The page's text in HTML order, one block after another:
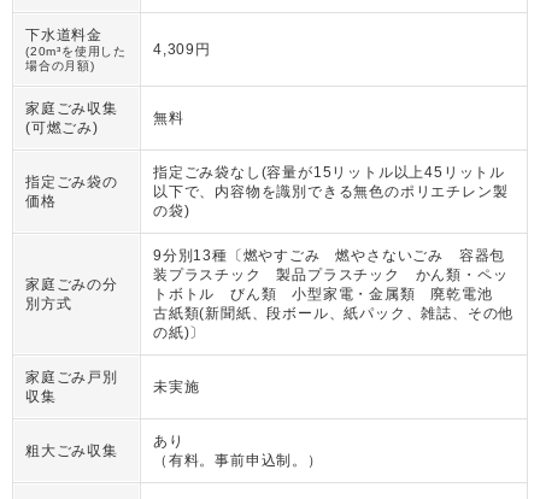
下水道料金
(20m³を使用した
場合の月額)
4,309円
家庭ごみ収集
(可燃ごみ)
無料
指定ごみ袋の
価格
指定ごみ袋なし(容量が15リットル以上45リットル
以下で、内容物を識別できる無色のポリエチレン製
の袋)
家庭ごみの分
別方式
9分別13種〔燃やすごみ 燃やさないごみ 容器包
装プラスチック 製品プラスチック かん類・ペッ
トボトル びん類 小型家電・金属類 廃乾電池
古紙類(新聞紙、段ボール、紙パック、雑誌、その他
の紙)〕
家庭ごみ戸別
収集
未実施
粗大ごみ収集
あり
（ 有料。事前申込制。 ）